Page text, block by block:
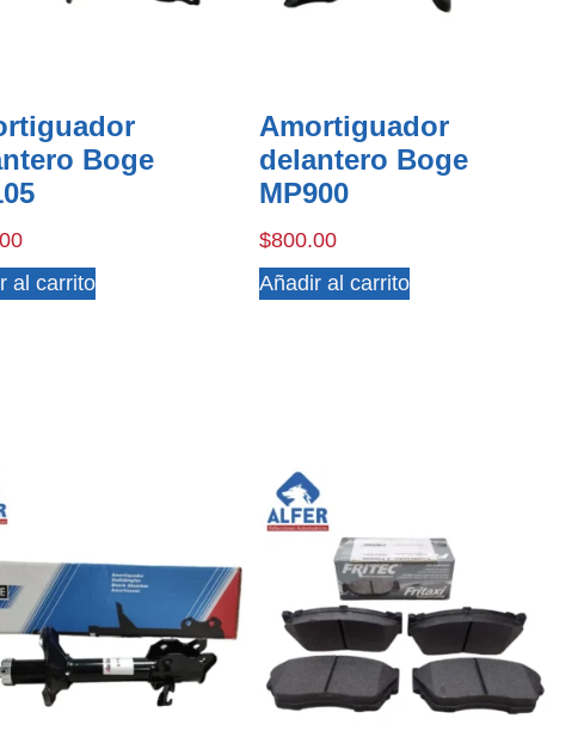
Boge
al carrito
Amortiguador
delantero Boge
MP900
$800.00
Añadir al carrito